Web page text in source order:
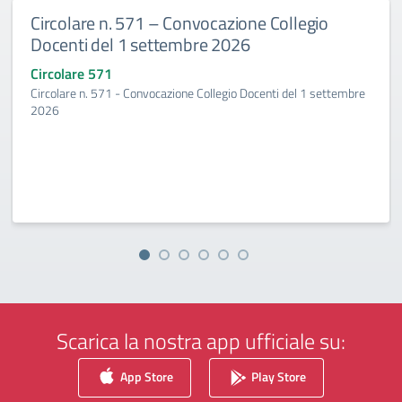
Circolare n. 571 – Convocazione Collegio
Docenti del 1 settembre 2026
Circolare 571
Circolare n. 571 - Convocazione Collegio Docenti del 1 settembre
2026
Scarica la nostra app ufficiale su:
App Store Play Store